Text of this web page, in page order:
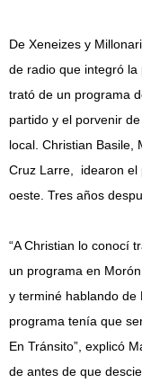
De Xeneizes y
de radio que integró la
trató de un programa
partido y el porvenir
local. Christian Basile,
Cruz Larre, idearon el
oeste. Tres años
“A Christian lo conocí
un programa en
y terminé hablando de
programa tenía que
En Tránsito”, explicó
de antes de que